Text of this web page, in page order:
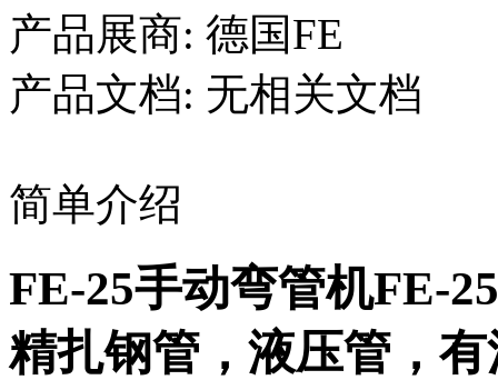
产品展商: 德国FE
产品文档: 无相关文档
简单介绍
FE-25手动弯管机FE-
精扎钢管，液压管，